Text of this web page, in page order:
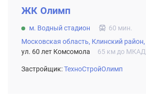
ЖК Олимп
м. Водный стадион
60 мин.
Московская область, Клинский район,
ул. 60 лет Комсомола
65 км до МКАД
Застройщик:ТехноСтройОлимп